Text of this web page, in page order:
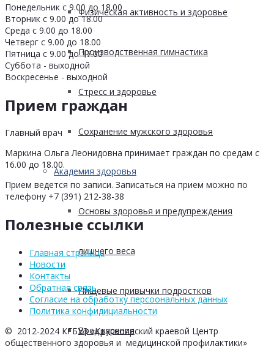
Физическая активность и здоровье
Производственная гимнастика
Стресс и здоровье
Сохранение мужского здоровья
Академия здоровья
Основы здоровья и предупреждения
лишнего веса
Пищевые привычки подростков
Вред курения
Понедельник с 9.00 до 18.00
Вторник с 9.00 до 18.00
Среда с 9.00 до 18.00
Четверг с 9.00 до 18.00
Пятница с 9.00 до 17.00
Суббота - выходной
Воскресенье - выходной
Прием граждан
Главный врач
Маркина Ольга Леонидовна принимает граждан по средам с
16.00 до 18.00.
Прием ведется по записи. Записаться на прием можно по
телефону +7 (391) 212-38-38
Полезные ссылки
Главная страница
Новости
Контакты
Обратная связь
Согласие на обработку персоональных данных
Политика конфидициальности
© 2012-2024 КГБУЗ «Красноярский краевой Центр
общественного здоровья и медицинской профилактики»